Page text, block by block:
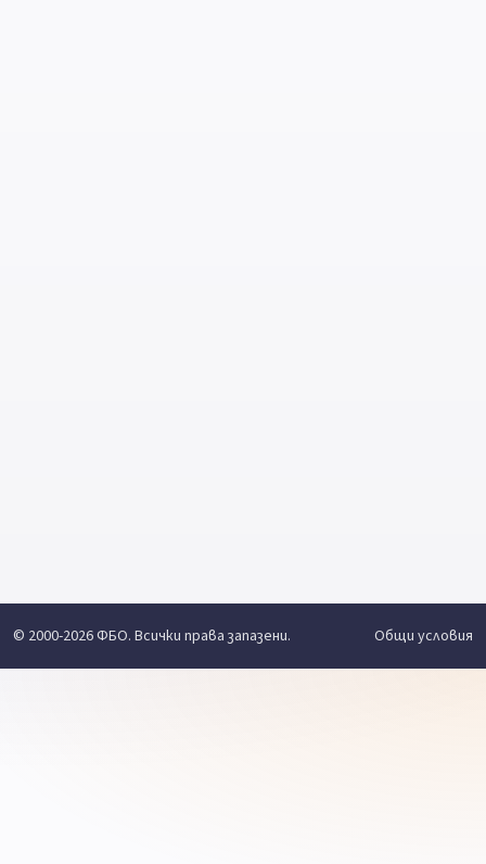
© 2000-2026 ФБО. Всички права запазени. Общи условия